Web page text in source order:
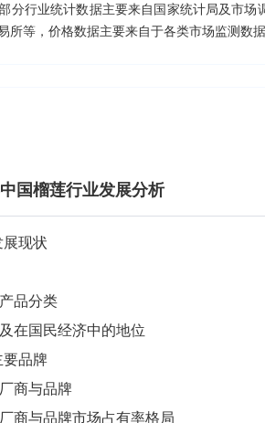
分行业统计数据主要来自国家统计局及市
所等，价格数据主要来自于各类市场监测数据
国榴莲行业发展分析
现状
品分类
在国民经济中的地位
品牌
商与品牌
商与品牌市场占有率格局